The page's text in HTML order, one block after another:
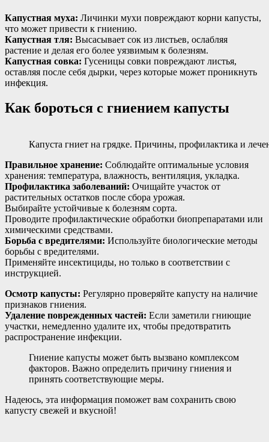
Капустная муха: Личинки мухи повреждают корни капусты,
что может привести к гниению.
Капустная тля: Высасывает сок из листьев, ослабляя
растение и делая его более уязвимым к болезням.
Капустная совка: Гусеницы совки повреждают листья,
оставляя после себя дырки, через которые может проникнуть
инфекция.
Как бороться с гниением капусты
Капуста гниет на грядке. Причины, профилактика и
Правильное хранение: Соблюдайте оптимальные условия
хранения: температура, влажность, вентиляция, укладка.
Профилактика заболеваний: Очищайте участок от
растительных остатков после сбора урожая.
Выбирайте устойчивые к болезням сорта.
Проводите профилактические обработки биопрепаратами или
химическими средствами.
Борьба с вредителями: Используйте биологические методы
борьбы с вредителями.
Применяйте инсектициды, но только в соответствии с
инструкцией.
Осмотр капусты: Регулярно проверяйте капусту на наличие
признаков гниения.
Удаление поврежденных частей: Если заметили гниющие
участки, немедленно удалите их, чтобы предотвратить
распространение инфекции.
Гниение капусты может быть вызвано комплексом
факторов. Важно определить причину гниения и
принять соответствующие меры.
Надеюсь, эта информация поможет вам сохранить свою
капусту свежей и вкусной!